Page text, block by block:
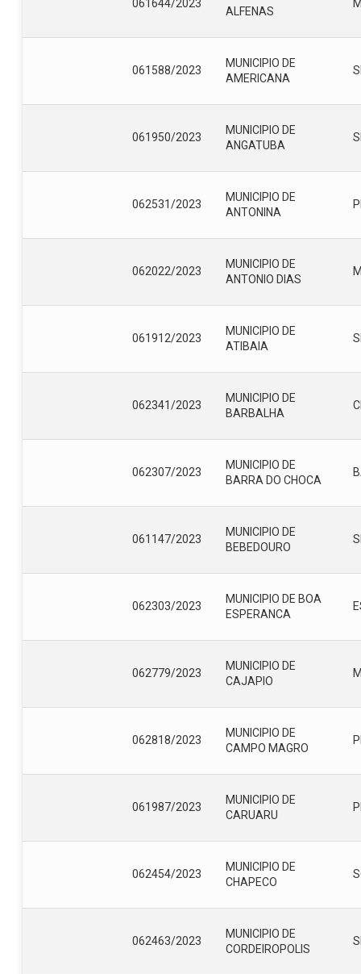
061644/2023
ALFENAS
061588/2023
MUNICIPIO DE
AMERICANA
061950/2023
MUNICIPIO DE
ANGATUBA
062531/2023
MUNICIPIO DE
ANTONINA
062022/2023
MUNICIPIO DE
ANTONIO DIAS
061912/2023
MUNICIPIO DE
ATIBAIA
062341/2023
MUNICIPIO DE
BARBALHA
062307/2023
MUNICIPIO DE
BARRA DO CHOCA
061147/2023
MUNICIPIO DE
BEBEDOURO
062303/2023
MUNICIPIO DE BOA
ESPERANCA
062779/2023
MUNICIPIO DE
CAJAPIO
062818/2023
MUNICIPIO DE
CAMPO MAGRO
061987/2023
MUNICIPIO DE
CARUARU
062454/2023
MUNICIPIO DE
CHAPECO
062463/2023
MUNICIPIO DE
CORDEIROPOLIS